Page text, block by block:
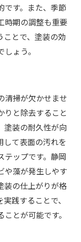
です。また、季節
時期の調整も重要
ことで、塗装の効
ょう。
清掃が欠かせませ
りと除去すること
塗装の耐久性が向
して表面の汚れを
テップです。静岡
や藻が発生しやす
装の仕上がりが格
践することで、
とが可能です。